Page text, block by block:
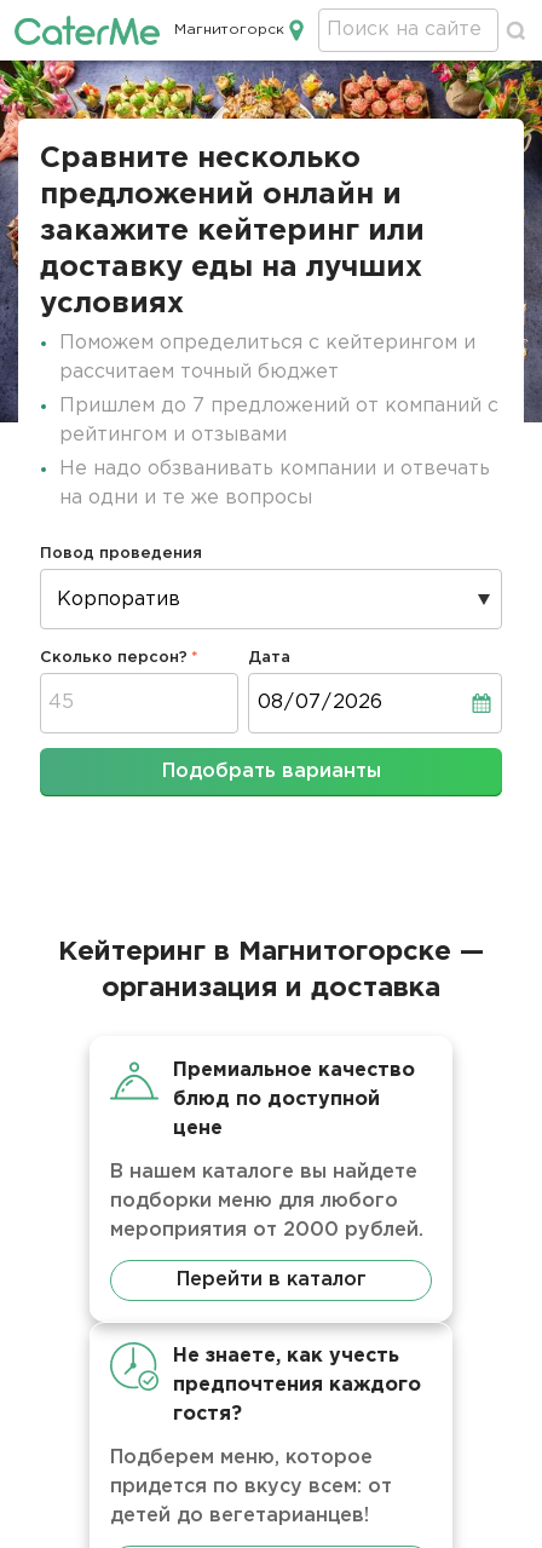
Кейтеринг в Магнитогорске
Магнитогорск
Сравните несколько
предложений онлайн и
закажите кейтеринг или
доставку еды на лучших
условиях
Поможем определиться с кейтерингом и
рассчитаем точный бюджет
Пришлем до 7 предложений от компаний с
рейтингом и отзывами
Не надо обзванивать компании и отвечать
на одни и те же вопросы
Повод проведения
Сколько персон? Дата
Подобрать варианты
Кейтеринг в Магнитогорске —
организация и доставка
Премиальное качество
блюд по доступной
цене
В нашем каталоге вы найдете
подборки меню для любого
мероприятия от 2000 рублей.
Перейти в каталог
Не знаете, как учесть
предпочтения каждого
гостя?
Подберем меню, которое
придется по вкусу всем: от
детей до вегетарианцев!